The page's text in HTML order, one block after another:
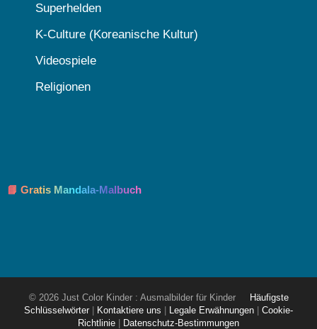
Superhelden
K-Culture (Koreanische Kultur)
Videospiele
Religionen
📘 Gratis Mandala-Malbuch
© 2026 Just Color Kinder : Ausmalbilder für Kinder
Häufigste
Schlüsselwörter
Kontaktiere uns Legale Erwähnungen
Cookie-
Richtlinie
Datenschutz-Bestimmungen